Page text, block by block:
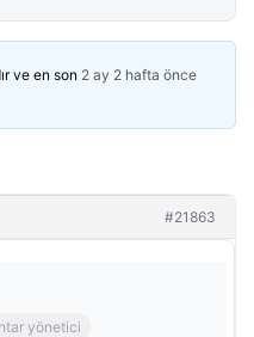
ve en son 2 ay 2 hafta önce
#21863
yönetici